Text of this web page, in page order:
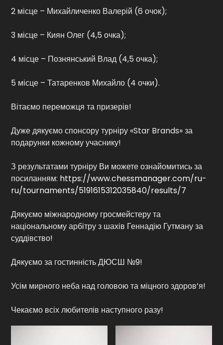
2 місце – Михайличенко Валерій (6 очок);
3 місце – Киян Олег (4,5 очка);
4 місце – Познянський Влад (4,5 очка);
5 місце – Татаренков Михайло (4 очки).
Вітаємо переможця та призерів!
Дуже дякуємо спонсору турніру «Star Brands» за
подарунки кожному учаснику!
З результатами турніру Ви можете ознайомитись за
посиланням: https://www.chessmanager.com/ru-
ru/tournaments/5191615312035840/results/7
Дякуємо міжнародному гросмейстеру та
національному арбітру з шахів Геннадію Гутману за
суддівство!
Дякуємо за гостинність ДЮСШ №9!
Усім мирного неба над головою та міцного здоров’я!
Чекаємо всіх любителів наступного разу!